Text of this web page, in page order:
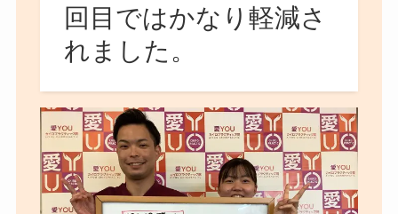
回目ではかなり軽減さ
れました。